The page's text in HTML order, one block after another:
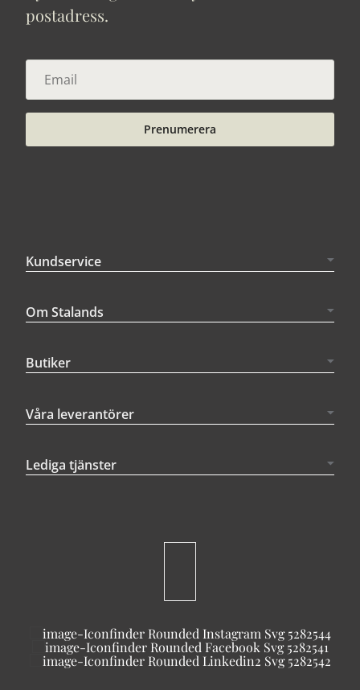
postadress.
Prenumerera
Kundservice
Om Stalands
Butiker
Våra leverantörer
Lediga tjänster